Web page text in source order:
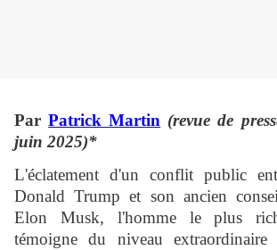
ParPatrick Martin (revue de
juin 2025)*
L'éclatement d'un conflit public
Donald Trump et son ancien
Elon Musk, l'homme le plus
témoigne du niveau